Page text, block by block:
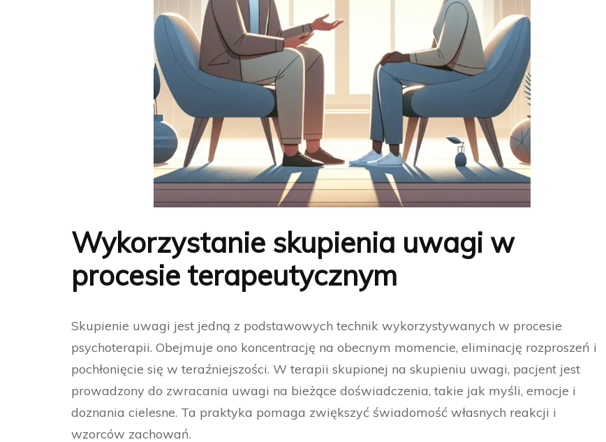
Wykorzystanie skupienia uwagi w
procesie terapeutycznym
Skupienie uwagi jest jedną z podstawowych technik wykorzystywanych w procesie
psychoterapii. Obejmuje ono koncentrację na obecnym momencie, eliminację rozproszeń i
pochłonięcie się w teraźniejszości. W terapii skupionej na skupieniu uwagi, pacjent jest
prowadzony do zwracania uwagi na bieżące doświadczenia, takie jak myśli, emocje i
doznania cielesne. Ta praktyka pomaga zwiększyć świadomość własnych reakcji i
wzorców zachowań.